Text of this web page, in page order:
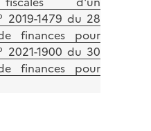
2019-1479 du 28
finances pour
1900 du 30
finances pour